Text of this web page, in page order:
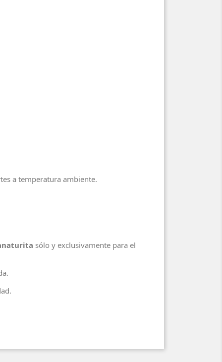
a temperatura ambiente.
sólo y exclusivamente para el